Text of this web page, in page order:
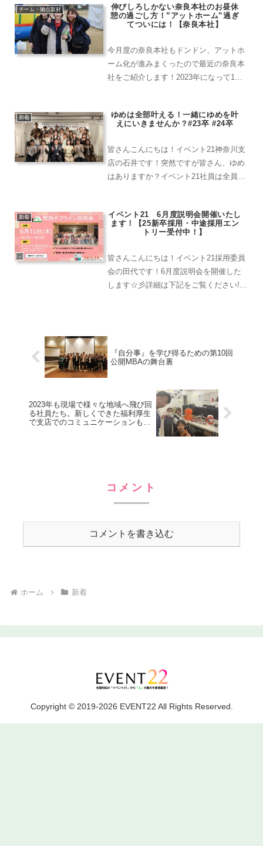
体制でのメンバー紹介と、どんなことを
今年度進めていっている...
チーム・拠点取材
伸びしろしかない奈良本社のお昼休
憩の過ごし方！”アットホーム”過ぎ
てついには！【奈良本社】
今月度の奈良本社もドンドン、アットホ
ーム化が進みまくったので最近の奈良本
社をご紹介します！2023年になって1ヶ
ど個々での活躍が光り全員の成長を感じ
新着
ゆめは全部叶える！一緒にゆめを叶
えにいきませんか？#23卒 #24卒
皆さんこんにちは！イベント21神奈川支
店の石井です！突然ですが皆さん、ゆめ
はありますか？イベント21社員は全員
しています！夢（こんなことしたい！）
も、努（こんな人にな...
新着
イベント21 6月度説明会開催いたし
ます！【25新卒採用・中途採用エン
トリー受付中！】
皆さんこんにちは！イベント21採用委員
会の田代です！6月度説明会を開催した
します☆彡詳細は下記をご覧ください!!
『自分事』を学び得るための第10回
公開MBAの舞台裏
2023年も現場で様々な地域へ飛び回
る社員たち。新しくできた福利厚生
で支店でのコミュニケーションも円
コメント
コメントを書き込む
ホーム 新着
Copyright © 2019-2026 EVENT22 All Rights Reserved.